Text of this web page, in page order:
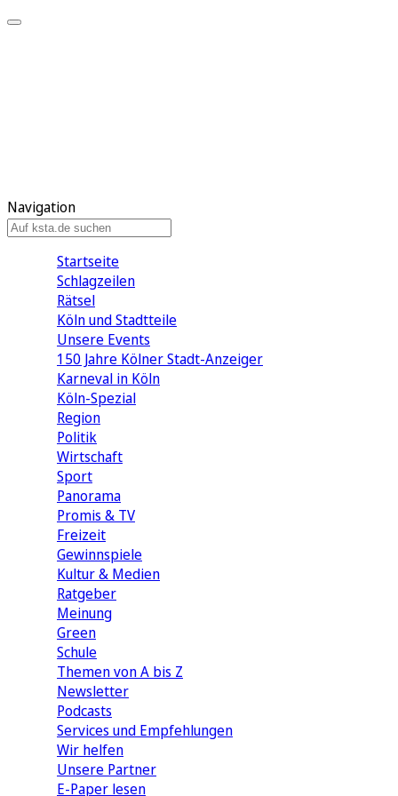
Navigation
Startseite
Schlagzeilen
Rätsel
Köln und Stadtteile
Unsere Events
150 Jahre Kölner Stadt-Anzeiger
Karneval in Köln
Köln-Spezial
Region
Politik
Wirtschaft
Sport
Panorama
Promis & TV
Freizeit
Gewinnspiele
Kultur & Medien
Ratgeber
Meinung
Green
Schule
Themen von A bis Z
Newsletter
Podcasts
Services und Empfehlungen
Wir helfen
Unsere Partner
E-Paper lesen